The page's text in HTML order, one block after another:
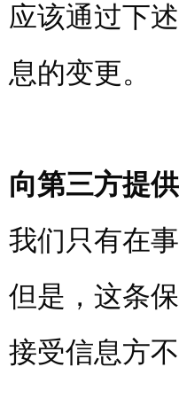
应该通过下
息的变更。
向第三方提
我们只有在
但是，这条
接受信息方